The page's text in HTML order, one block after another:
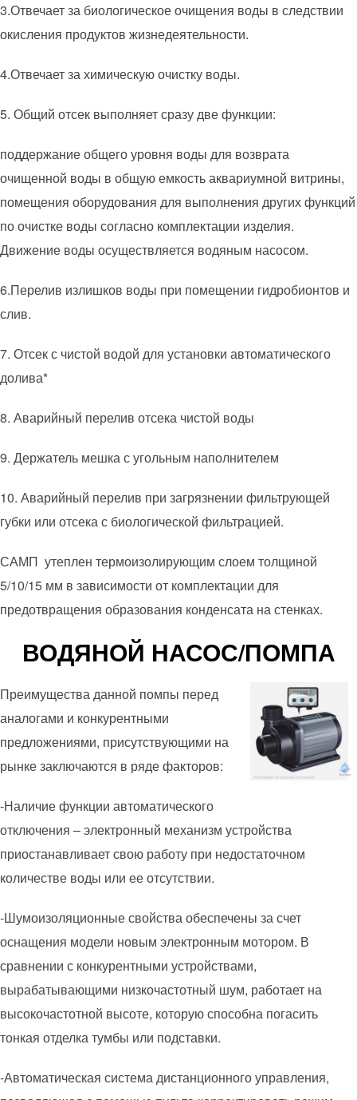
3.Отвечает за биологическое очищения воды в следствии
окисления продуктов жизнедеятельности.
4.Отвечает за химическую очистку воды.
5. Общий отсек выполняет сразу две функции:
поддержание общего уровня воды для возврата
очищенной воды в общую емкость аквариумной витрины,
помещения оборудования для выполнения других функций
по очистке воды согласно комплектации изделия.
Движение воды осуществляется водяным насосом.
6.Перелив излишков воды при помещении гидробионтов и
слив.
7. Отсек с чистой водой для установки автоматического
долива*
8. Аварийный перелив отсека чистой воды
9. Держатель мешка с угольным наполнителем
10. Аварийный перелив при загрязнении фильтрующей
губки или отсека с биологической фильтрацией.
САМП утеплен термоизолирующим слоем толщиной
5/10/15 мм в зависимости от комплектации для
предотвращения образования конденсата на стенках.
ВОДЯНОЙ НАСОС/ПОМПА
Преимущества данной помпы перед
аналогами и конкурентными
предложениями, присутствующими на
рынке заключаются в ряде факторов:
-Наличие функции автоматического
отключения – электронный механизм устройства
приостанавливает свою работу при недостаточном
количестве воды или ее отсутствии.
-Шумоизоляционные свойства обеспечены за счет
оснащения модели новым электронным мотором. В
сравнении с конкурентными устройствами,
вырабатывающими низкочастотный шум, работает на
высокочастотной высоте, которую способна погасить
тонкая отделка тумбы или подставки.
-Автоматическая система дистанционного управления,